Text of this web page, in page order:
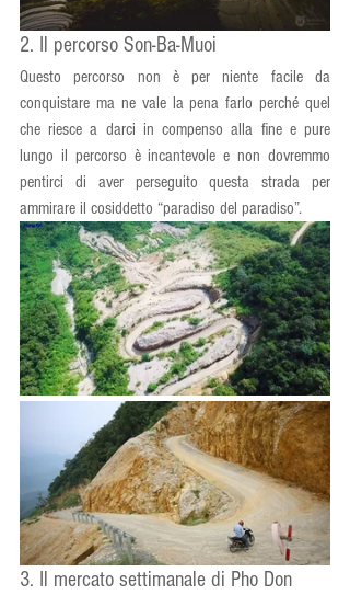
2. Il percorso Son-Ba-Muoi
Questo percorso non è per niente facile da
conquistare ma ne vale la pena farlo perché quel
che riesce a darci in compenso alla fine e pure
lungo il percorso è incantevole e non dovremmo
pentirci di aver perseguito questa strada per
ammirare il cosiddetto “paradiso del paradiso”.
3. Il mercato settimanale di Pho Don